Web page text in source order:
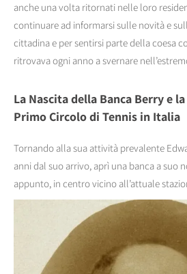
anche una volta ritornati nelle loro
continuare ad informarsi sulle novità e
cittadina e per sentirsi parte della coesa
ritrovava ogni anno a svernare
La Nascita della Banca Berry e
Primo Circolo di Tennis in Italia
Tornando alla sua attività prevalente
anni dal suo arrivo, aprì una banca a suo
appunto, in centro vicino all’attuale